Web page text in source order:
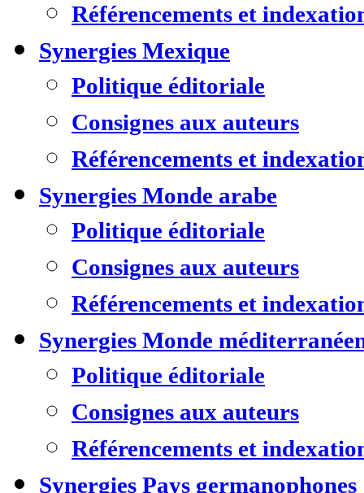
Référencements et
Synergies Mexique
Politique éditoriale
Consignes aux auteurs
Référencements et
Synergies Monde arabe
Politique éditoriale
Consignes aux auteurs
Référencements et
Synergies Monde
Politique éditoriale
Consignes aux auteurs
Référencements et
Synergies Pays germanophones